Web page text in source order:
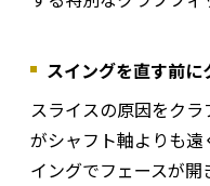
スイングを直す前に
スライスの原因をク
がシャフト軸よりも
イングでフェースが